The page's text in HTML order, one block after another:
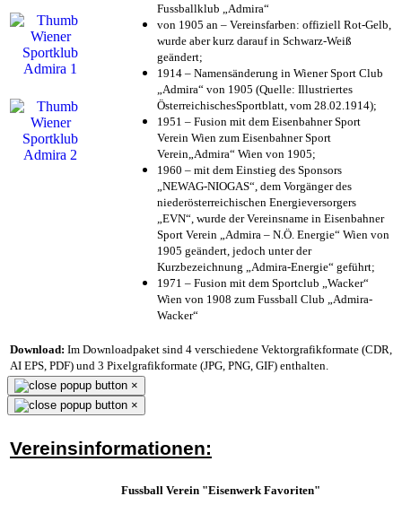
Fussballklub „Admira“
von 1905 an – Vereinsfarben: offiziell Rot-Gelb,
wurde aber kurz darauf in Schwarz-Weiß
geändert;
1914 – Namensänderung in Wiener Sport Club
„Admira“ von 1905 (Quelle: Illustriertes
ÖsterreichischesSportblatt, vom 28.02.1914);
1951 – Fusion mit dem Eisenbahner Sport
Verein Wien zum Eisenbahner Sport
Verein„Admira“ Wien von 1905;
1960 – mit dem Einstieg des Sponsors
„NEWAG-NIOGAS“, dem Vorgänger des
niederösterreichischen Energieversorgers
„EVN“, wurde der Vereinsname in Eisenbahner
Sport Verein „Admira – N.Ö. Energie“ Wien von
1905 geändert, jedoch unter der
Kurzbezeichnung „Admira-Energie“ geführt;
1971 – Fusion mit dem Sportclub „Wacker“
Wien von 1908 zum Fussball Club „Admira-
Wacker“
Download: Im Downloadpaket sind 4 verschiedene Vektorgrafikformate (CDR,
AI EPS, PDF) und 3 Pixelgrafikformate (JPG, PNG, GIF) enthalten.
×
×
Vereinsinformationen:
Fussball Verein "Eisenwerk Favoriten"